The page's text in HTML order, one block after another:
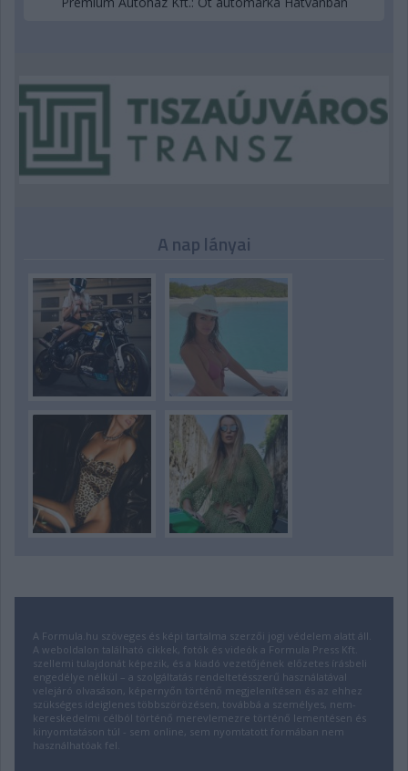
A nap lányai
A Formula.hu szöveges és képi tartalma szerzői jogi védelem alatt áll.
A weboldalon található cikkek, fotók és videók a Formula Press Kft.
szellemi tulajdonát képezik, és a kiadó vezetőjének előzetes írásbeli
engedélye nélkül – a szolgáltatás rendeltetésszerű használatával
velejáró olvasáson, képernyőn történő megjelenítésen és az ehhez
szükséges ideiglenes többszörözésen, továbbá a személyes, nem-
kereskedelmi célból történő merevlemezre történő lementésen és
kinyomtatáson túl - sem online, sem nyomtatott formában nem
használhatóak fel.